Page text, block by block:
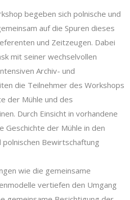
begeben sich polnische und
auf die Spuren dieses
und Zeitzeugen. Dabei
mit seiner wechselvollen
Archiv- und
die Teilnehmer des Workshops
der Mühle und des
Durch Einsicht in vorhandene
Geschichte der Mühle in den
Bewirtschaftung
wie die gemeinsame
vertiefen den Umgang